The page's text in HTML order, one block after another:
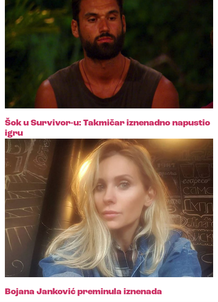
Šok u Survivor-u: Takmičar iznenadno napustio
igru
Bojana Janković preminula iznenada